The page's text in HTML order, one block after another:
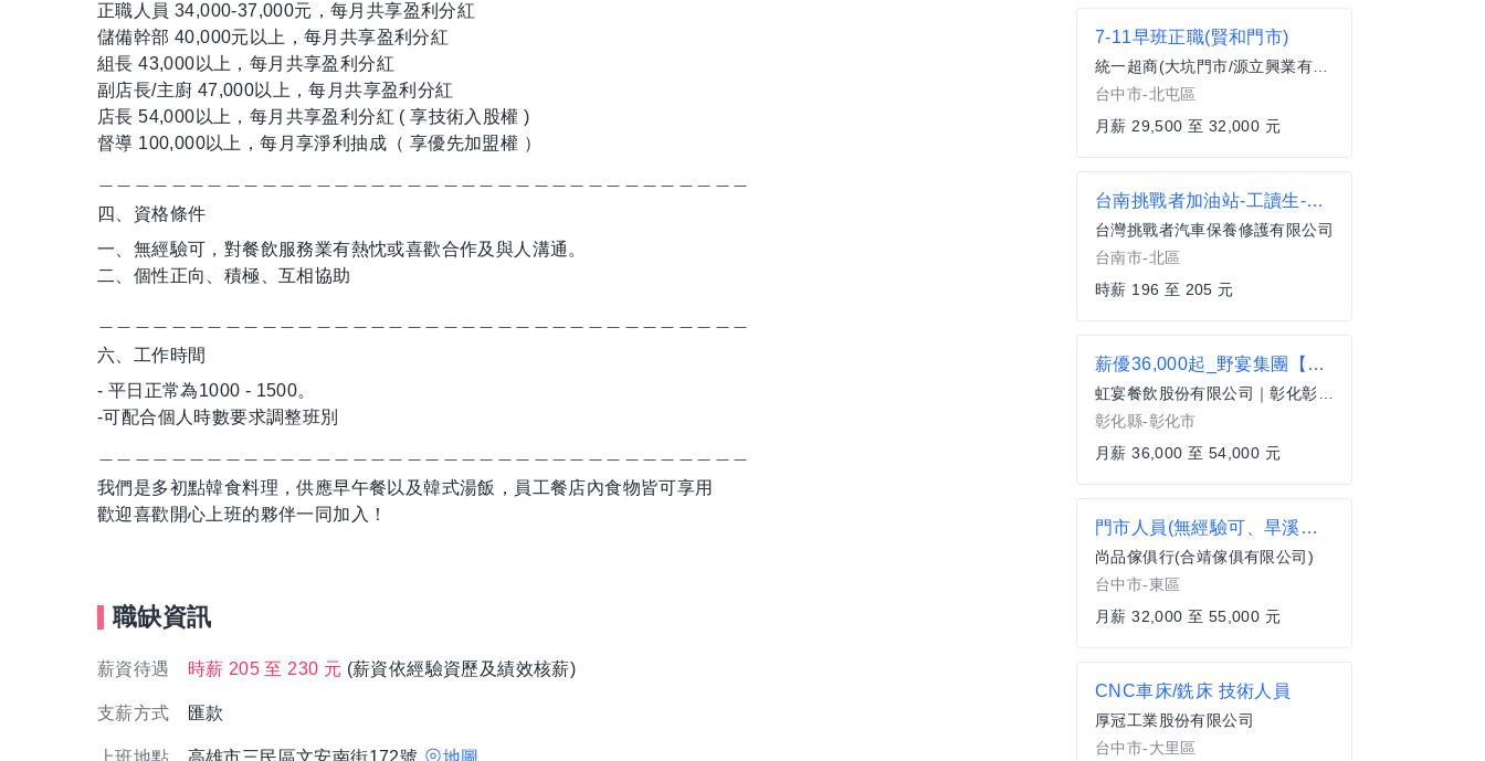
正職人員 34,000-37,000元，每月共享盈利分紅
儲備幹部 40,000元以上，每月共享盈利分紅
組長 43,000以上，每月共享盈利分紅
副店長/主廚 47,000以上，每月共享盈利分紅
店長 54,000以上，每月共享盈利分紅 ( 享技術入股權 )
督導 100,000以上，每月享淨利抽成（ 享優先加盟權 ）
四、資格條件
一、無經驗可，對餐飲服務業有熱忱或喜歡合作及與人溝通。
二、個性正向、積極、互相協助
六、工作時間
- 平日正常為1000 - 1500。
-可配合個人時數要求調整班別
我們是多初點韓食料理，供應早午餐以及韓式湯飯，員工餐店內食物皆可享用
歡迎喜歡開心上班的夥伴一同加入！
職缺資訊
薪資待遇 時薪 205 至 230 元 (薪資依經驗資歷及績效核薪)
支薪方式 匯款
7-11早班正職(賢和門市)
統一超商(大坑門市/源立興業有限公司)
台中市-北屯區
月薪 29,500 至 32,000 元
台南挑戰者加油站-工讀生-早午晚班
台灣挑戰者汽車保養修護有限公司
台南市-北區
時薪 196 至 205 元
薪優36,000起_野宴集團【燒肉餐酒館】彰化彰基-內/外場主管
虹宴餐飲股份有限公司｜彰化彰基-餐酒館
彰化縣-彰化市
月薪 36,000 至 54,000 元
門市人員(無經驗可、旱溪店-晚班)
尚品傢俱行(合靖傢俱有限公司)
台中市-東區
月薪 32,000 至 55,000 元
CNC車床/銑床 技術人員
厚冠工業股份有限公司
台中市-大里區